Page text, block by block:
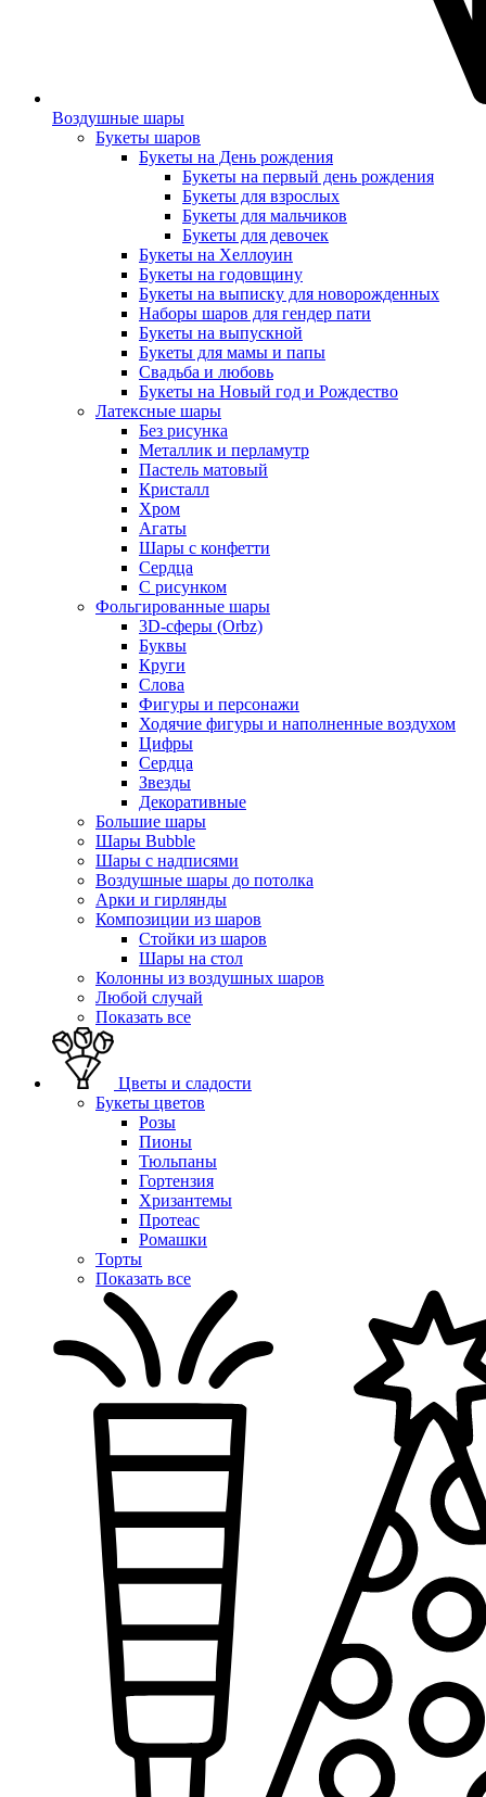
Воздушные шары
Букеты шаров
Букеты на День рождения
Букеты на первый день рождения
Букеты для взрослых
Букеты для мальчиков
Букеты для девочек
Букеты на Хеллоуин
Букеты на годовщину
Букеты на выписку для новорожденных
Наборы шаров для гендер пати
Букеты на выпускной
Букеты для мамы и папы
Свадьба и любовь
Букеты на Новый год и Рождество
Латексные шары
Без рисунка
Металлик и перламутр
Пастель матовый
Кристалл
Хром
Агаты
Шары с конфетти
Сердца
С рисунком
Фольгированные шары
3D-сферы (Orbz)
Буквы
Круги
Слова
Фигуры и персонажи
Ходячие фигуры и наполненные воздухом
Цифры
Сердца
Звезды
Декоративные
Большие шары
Шары Bubble
Шары с надписями
Воздушные шары до потолка
Арки и гирлянды
Композиции из шаров
Стойки из шаров
Шары на стол
Колонны из воздушных шаров
Любой случай
Показать все
Цветы и сладости
Букеты цветов
Розы
Пионы
Тюльпаны
Гортензия
Хризантемы
Протеас
Ромашки
Торты
Показать все